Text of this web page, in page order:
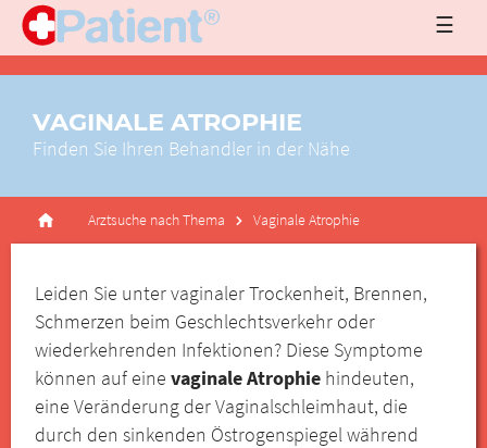
☰
VAGINALE ATROPHIE
Finden Sie Ihren Behandler in der Nähe
Arztsuche nach Thema Vaginale Atrophie
Leiden Sie unter vaginaler Trockenheit, Brennen,
Schmerzen beim Geschlechtsverkehr oder
wiederkehrenden Infektionen? Diese Symptome
können auf einevaginale Atrophie hindeuten,
eine Veränderung der Vaginalschleimhaut, die
durch den sinkenden Östrogenspiegel während